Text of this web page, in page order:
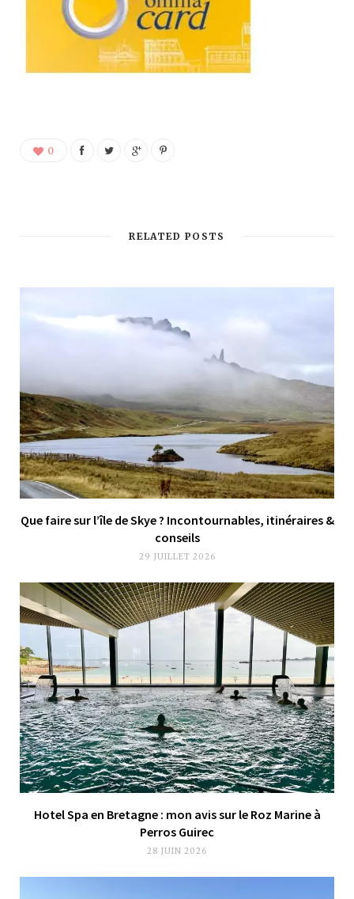
0
RELATED POSTS
Que faire sur l’île de Skye ? Incontournables, itinéraires &
conseils
29 JUILLET 2026
Hotel Spa en Bretagne : mon avis sur le Roz Marine à
Perros Guirec
28 JUIN 2026